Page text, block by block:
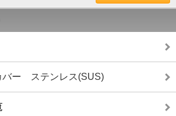
バー ステンレス(SUS)